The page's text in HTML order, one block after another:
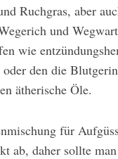
Ruchgras, aber
und
wie
den die
ätherische Öle.
für
ab, daher sollte